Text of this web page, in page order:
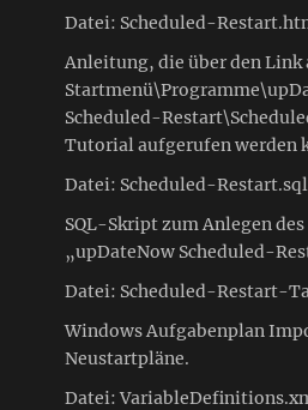
Datei: Scheduled-
Anleitung, die über den Link
Scheduled-
Tutorial aufgerufen werden
Datei: Scheduled-Restart.sql
SQL-Skript zum Anlegen
„upDateNow Scheduled-
Datei: Scheduled-Restart-
Windows Aufgabenplan
Neustartpläne.
Datei: